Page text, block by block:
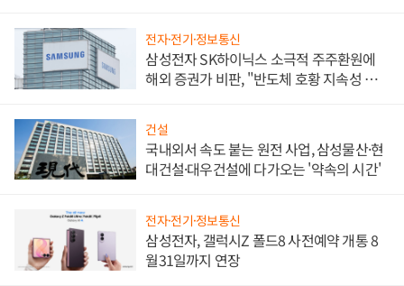
전자·전기·정보통신
삼성전자 SK하이닉스 소극적 주주환원에
해외 증권가 비판, "반도체 호황 지속성 의
건설
국내외서 속도 붙는 원전 사업, 삼성물산·현
대건설·대우건설에 다가오는 '약속의 시간'
전자·전기·정보통신
삼성전자, 갤럭시Z 폴드8 사전예약 개통 8
월31일까지 연장